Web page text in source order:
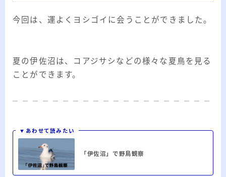
今回は、運よくヨシゴイに会うことができました。
夏の伊佐沼は、コアジサシなどの様々な夏鳥を見る
ことができます。
▼あわせて読みたい
「伊佐沼」で野鳥観察